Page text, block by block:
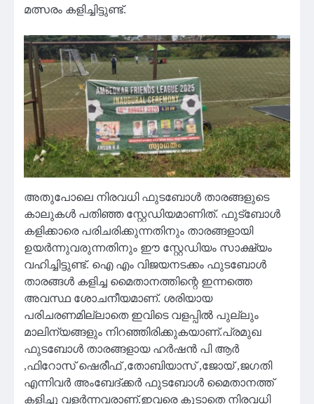
മത്സരം കളിച്ചിട്ടുണ്ട്.
അതുപോലെ നിരവധി ഫുടബോൾ താരങ്ങളുടെ
കാലുകൾ പതിഞ്ഞ സ്റ്റേഡിയമാണിത്. ഫുട്ബോൾ
കളിക്കാരെ പരിചരിക്കുന്നതിനും താരങ്ങളായി
ഉയർന്നുവരുന്നതിനും ഈ സ്റ്റേഡിയം സാക്ഷ്യം
വഹിച്ചിട്ടുണ്ട്. ഐ എം വിജയനടക്കം ഫുടബോൾ
താരങ്ങൾ കളിച്ച മൈതാനത്തിന്റെ ഇന്നത്തെ
അവസ്ഥ ശോചനീയമാണ്. ശരിയായ
പരിചരണമില്ലാതെ ഇവിടെ വളപ്പിൽ പുല്ലും
മാലിന്യങ്ങളും നിറഞ്ഞിരിക്കുകയാണ്.പ്രമുഖ
ഫുടബോൾ താരങ്ങളായ ഹർഷൻ പി ആർ
,ഫിറോസ് ഷെരീഫ് ,തോബിയാസ് ,ജോയ് ,ജഗതി
എന്നിവർ അംബേദ്ക്കർ ഫുടബോൾ മൈതാനത്ത്
കളിച്ചു വളർന്നവരാണ്.ഇവരെ കൂടാതെ നിരവധി